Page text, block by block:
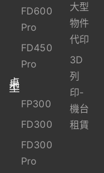
FD600
Pro
FD450
Pro
桌
上
型
FP300
FD300
FD300
Pro
大型
物件
代印
3D
列
印-
機台
租賃